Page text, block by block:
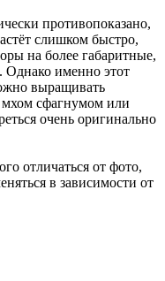
противопоказано,
слишком быстро,
на более габаритные,
Однако именно этот
выращивать
мхом сфагнумом или
очень оригинально
отличаться от фото,
в зависимости от